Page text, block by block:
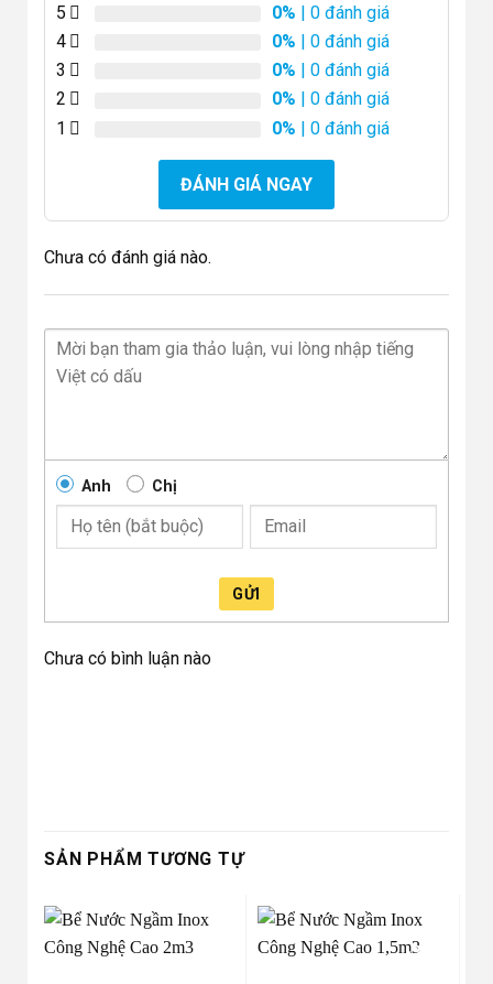
5 0% | 0 đánh giá
4
0% | 0 đánh giá
3
0% | 0 đánh giá
2
0% | 0 đánh giá
1
0% | 0 đánh giá
ĐÁNH GIÁ NGAY
Chưa có đánh giá nào.
Anh Chị
GỬI
Chưa có bình luận nào
SẢN PHẨM TƯƠNG TỰ
-30% -30%